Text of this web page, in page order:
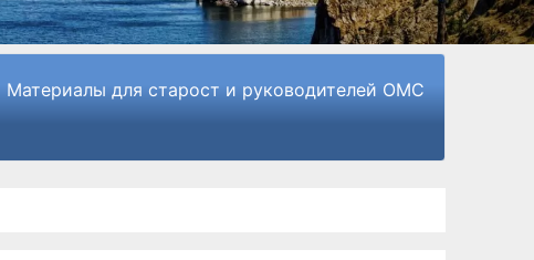
Материалы для старост и руководителей ОМС